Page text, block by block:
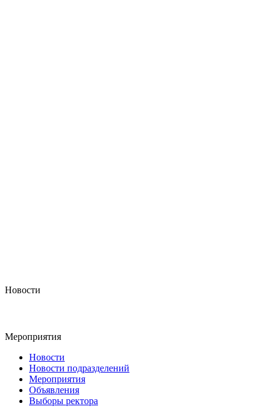
Новости
Мероприятия
Новости
Новости подразделений
Мероприятия
Объявления
Выборы ректора